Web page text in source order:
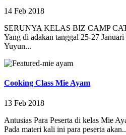
14 Feb 2018
SERUNYA KELAS BIZ CAMP
Yang di adakan tanggal 25-27
Yuyun...
Cooking Class Mie Ayam
13 Feb 2018
Antusias Para Peserta di kelas Mie
Pada materi kali ini para peserta